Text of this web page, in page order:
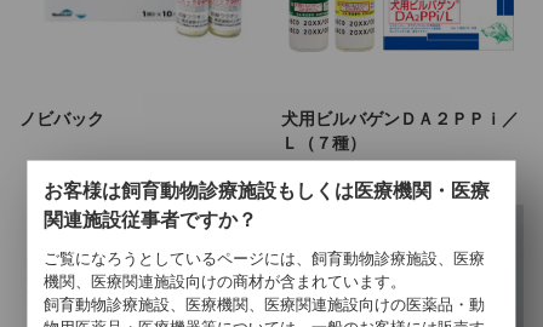
ノビバック
犬用ビルバゲンＤＡ２ＰＰｉ／
Ｌ（７種）
お客様は飼育動物診療施設もしくは医療機関・医療
関連施設従事者ですか？
ご覧になろうとしているページには、飼育動物診療施設、医療
機関、医療関連施設向けの商材が含まれています。
飼育動物診療施設、医療機関、医療関連施設向けの医薬品・動